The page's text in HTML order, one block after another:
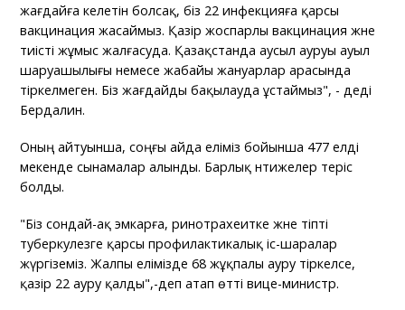
жағдайға келетін болсақ, біз 22 инфекцияға қарсы
вакцинация жасаймыз. Қазір жоспарлы вакцинация және
тиісті жұмыс жалғасуда. Қазақстанда аусыл ауруы ауыл
шаруашылығы немесе жабайы жануарлар арасында
тіркелмеген. Біз жағдайды бақылауда ұстаймыз", - деді
Бердалин.
Оның айтуынша, соңғы айда еліміз бойынша 477 елді
мекенде сынамалар алынды. Барлық нәтижелер теріс
болды.
"Біз сондай-ақ эмкарға, ринотрахеитке және тіпті
туберкулезге қарсы профилактикалық іс-шаралар
жүргіземіз. Жалпы елімізде 68 жұқпалы ауру тіркелсе,
қазір 22 ауру қалды",-деп атап өтті вице-министр.